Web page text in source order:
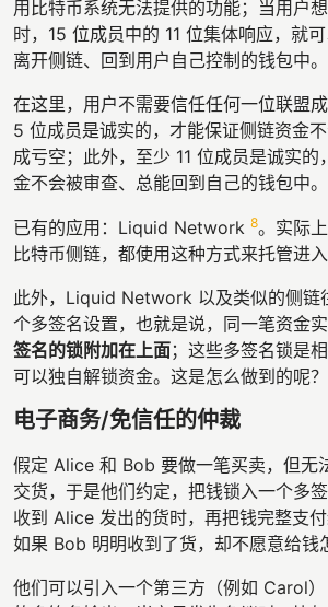
用比特币系统无法提供的功能；当用户
时，15 位成员中的 11 位集体响应，就
离开侧链、回到用户自己控制的钱包中。
在这里，用户不需要信任任何一位联盟
5 位成员是诚实的，才能保证侧链资金
成亏空；此外，至少 11 位成员是诚实的
金不会被审查、总能回到自己的钱包中。
已有的应用：Liquid Network 8。实际
比特币侧链，都使用这种方式来托管进入
此外，Liquid Network 以及类似的侧链
个多签名设置，也就是说，同一笔资金
签名的锁附加在上面；这些多签名锁是
可以独自解锁资金。这是怎么做到的呢？
电子商务/免信任的仲裁
假定 Alice 和 Bob 要做一笔买卖，但无
交货，于是他们约定，把钱锁入一个多
收到 Alice 发出的货时，再把钱完整支付
如果 Bob 明明收到了货，却不愿意给钱
他们可以引入一个第三方（例如 Carol